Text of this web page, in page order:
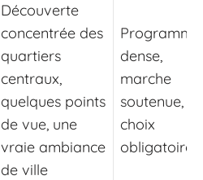
Découverte
concentrée des
quartiers
centraux,
quelques points
de vue, une
vraie ambiance
de ville
Programme
dense,
marche
soutenue,
choix
obligatoires